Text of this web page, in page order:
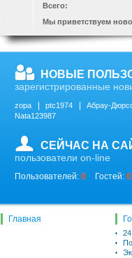
Всего:
Мы приветствуем
НОВЫЕ
зарегистрированные
zopa ptc1974 Абрау-
Nata123987
СЕЙЧАС НА
пользователи on-line
Пользователей: 0 Гостей: 0
Главная